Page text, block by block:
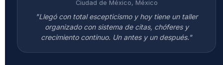
Ciudad de México, México
"Llegó con total escepticismo y hoy tiene un taller
organizado con sistema de citas, chóferes y
crecimiento continuo. Un antes y un después."